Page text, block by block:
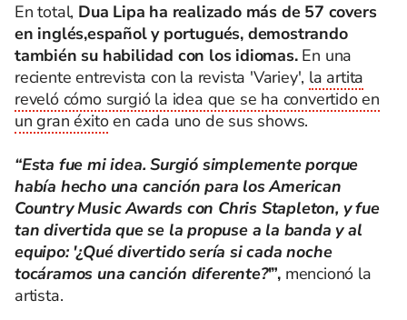
En total, Dua Lipa ha realizado más de 57 covers
en inglés,español y portugués, demostrando
también su habilidad con los idiomas.En una
reciente entrevista con la revista 'Variey', la artita
reveló cómo surgió la idea que se ha convertido en
un gran éxitoen cada uno de sus shows.
“Esta fue mi idea. Surgió simplemente porque
había hecho una canción para los American
Country Music Awards con Chris Stapleton, y fue
tan divertida que se la propuse a la banda y al
equipo: '¿Qué divertido sería si cada noche
tocáramos una canción diferente?'”, mencionó la
artista.